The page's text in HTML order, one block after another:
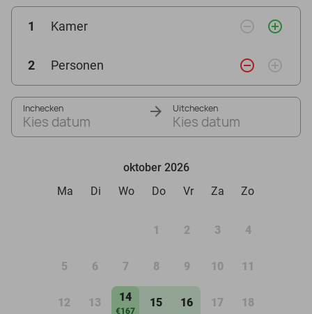
1 Kamer remove_circle_outline add_circle_outline
2 Personen remove_circle_outline add_circle_outline
Inchecken
Kies datum
Uitchecken
Kies datum
oktober 2026
Ma
Di Wo Do Vr Za Zo
1 2 3 4
5 6 7 8 9 10 11
12 13 14
€167
15 16 17 18